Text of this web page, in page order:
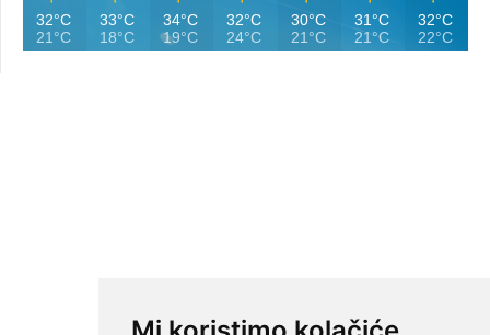
32°C
21°C
33°C
18°C
34°C
19°C
32°C
24°C
30°C
21°C
31°C
21°C
32°C
22°C